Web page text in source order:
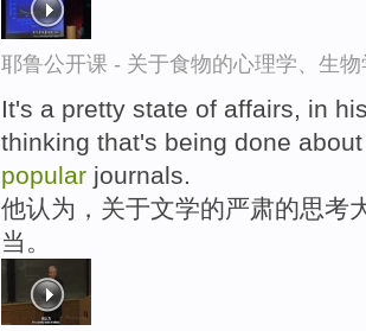
耶鲁公开课 - 关于食物的心理学、生
It's a pretty state of affairs, in
thinking that's being done
popular journals.
他认为，关于文学的严肃的思考
当。